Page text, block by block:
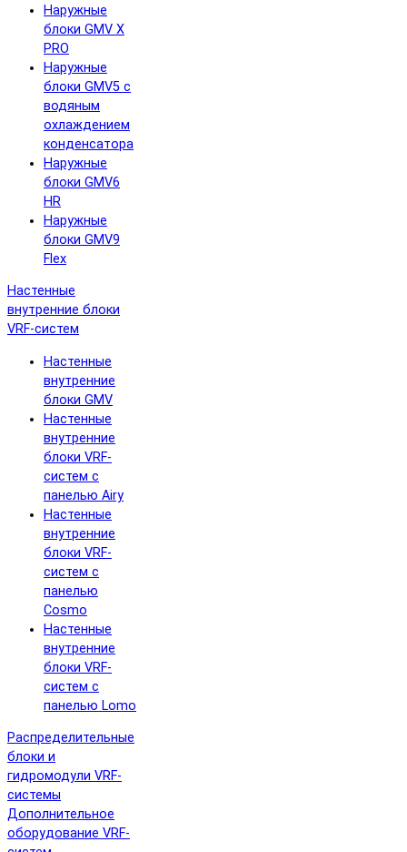
Наружные
блоки GMV X
PRO
Наружные
блоки GMV5 с
водяным
охлаждением
конденсатора
Наружные
блоки GMV6
HR
Наружные
блоки GMV9
Flex
Настенные
внутренние блоки
VRF-систем
Настенные
внутренние
блоки GMV
Настенные
внутренние
блоки VRF-
систем с
панелью Airy
Настенные
внутренние
блоки VRF-
систем с
панелью
Cosmo
Настенные
внутренние
блоки VRF-
систем с
панелью Lomo
Распределительные
блоки и
гидромодули VRF-
системы
Дополнительное
оборудование VRF-